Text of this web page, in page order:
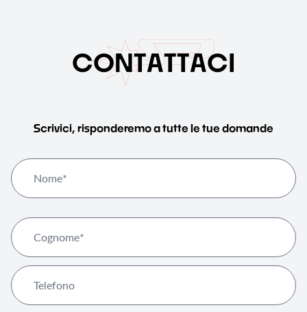
CONTATTACI
Scrivici, risponderemo a tutte le tue domande